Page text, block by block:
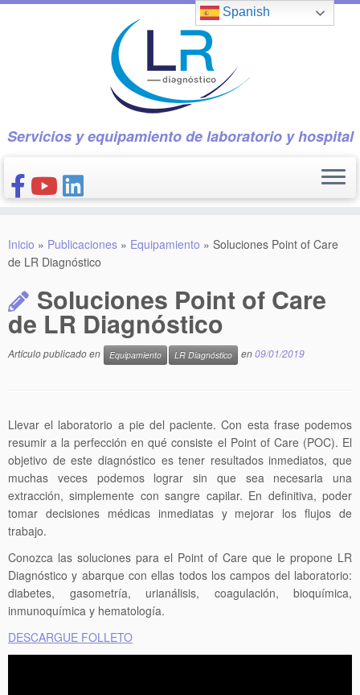
Saltar
Servicios y equipamiento de laboratorio y hospital
CONÓCENOS
PUBLICACIONES
Inicio » Publicaciones » Equipamiento » Soluciones Point of Care
de LR Diagnóstico
Soluciones Point of Care
de LR Diagnóstico
Artículo publicado en Equipamiento LR Diagnóstico en09/01/2019
Llevar el laboratorio a pie del paciente. Con esta frase podemos
resumir a la perfección en qué consiste el Point of Care (POC). El
objetivo de este diagnóstico es tener resultados inmediatos, que
muchas veces podemos lograr sin que sea necesaria una
extracción, simplemente con sangre capilar. En definitiva, poder
tomar decisiones médicas inmediatas y mejorar los flujos de
trabajo.
Conozca las soluciones para el Point of Care que le propone LR
Diagnóstico y abarque con ellas todos los campos del laboratorio:
diabetes, gasometría, urianálisis, coagulación, bioquímica,
inmunoquímica y hematología.
DESCARGUE FOLLETO
Spanish